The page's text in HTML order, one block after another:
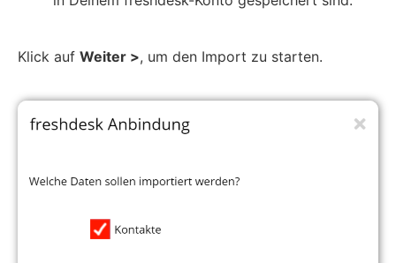
Klick auf Weiter >, um den Import zu starten.